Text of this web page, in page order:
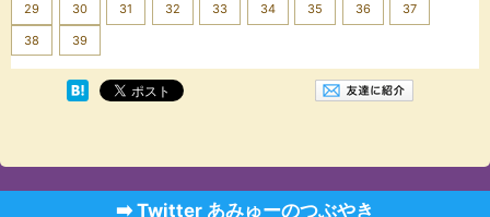
29 30 31 32 33 34 35 36 37
38 39
➡️ Twitter あみゅーのつぶやき